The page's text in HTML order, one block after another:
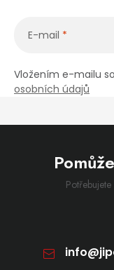
E-mail
Vložením e-mailu
osobních údajů
info@